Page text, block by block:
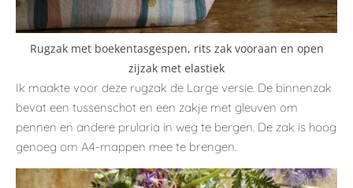
Rugzak met boekentasgespen, rits zak vooraan en open
zijzak met elastiek
Ik maakte voor deze rugzak de Large versie. De binnenzak
bevat een tussenschot en een zakje met gleuven om
pennen en andere prularia in weg te bergen. De zak is hoog
genoeg om A4-mappen mee te brengen.